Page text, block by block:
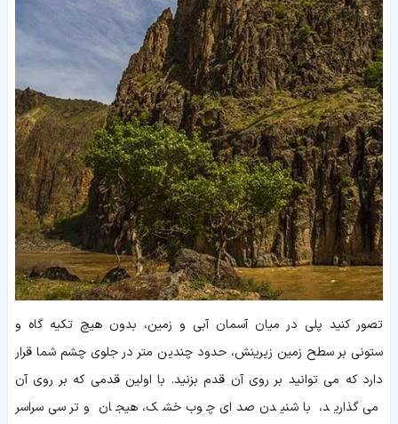
تصور کنید پلی در میان آسمان آبی و زمین، بدون هیچ تکیه گاه و
ستونی بر سطح زمین زیرینش، حدود چندین متر در جلوی چشم شما قرار
دارد که می توانید بر روی آن قدم بزنید. با اولین قدمی که بر روی آن
می گذارید، با شنیدن صدای چوب خشک، هیجان و ترسی سراسر